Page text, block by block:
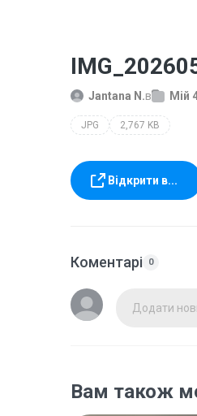
Jantana N.в Мій
JPG 2,767 KB
Відкрити в...
Коментарі 0
Додати
Вам також